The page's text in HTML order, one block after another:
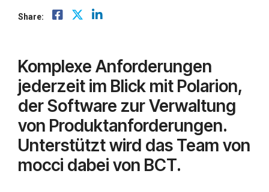
Share:
Komplexe Anforderungen
jederzeit im Blick mit Polarion,
der Software zur Verwaltung
von Produktanforderungen.
Unterstützt wird das Team von
mocci dabei von BCT.